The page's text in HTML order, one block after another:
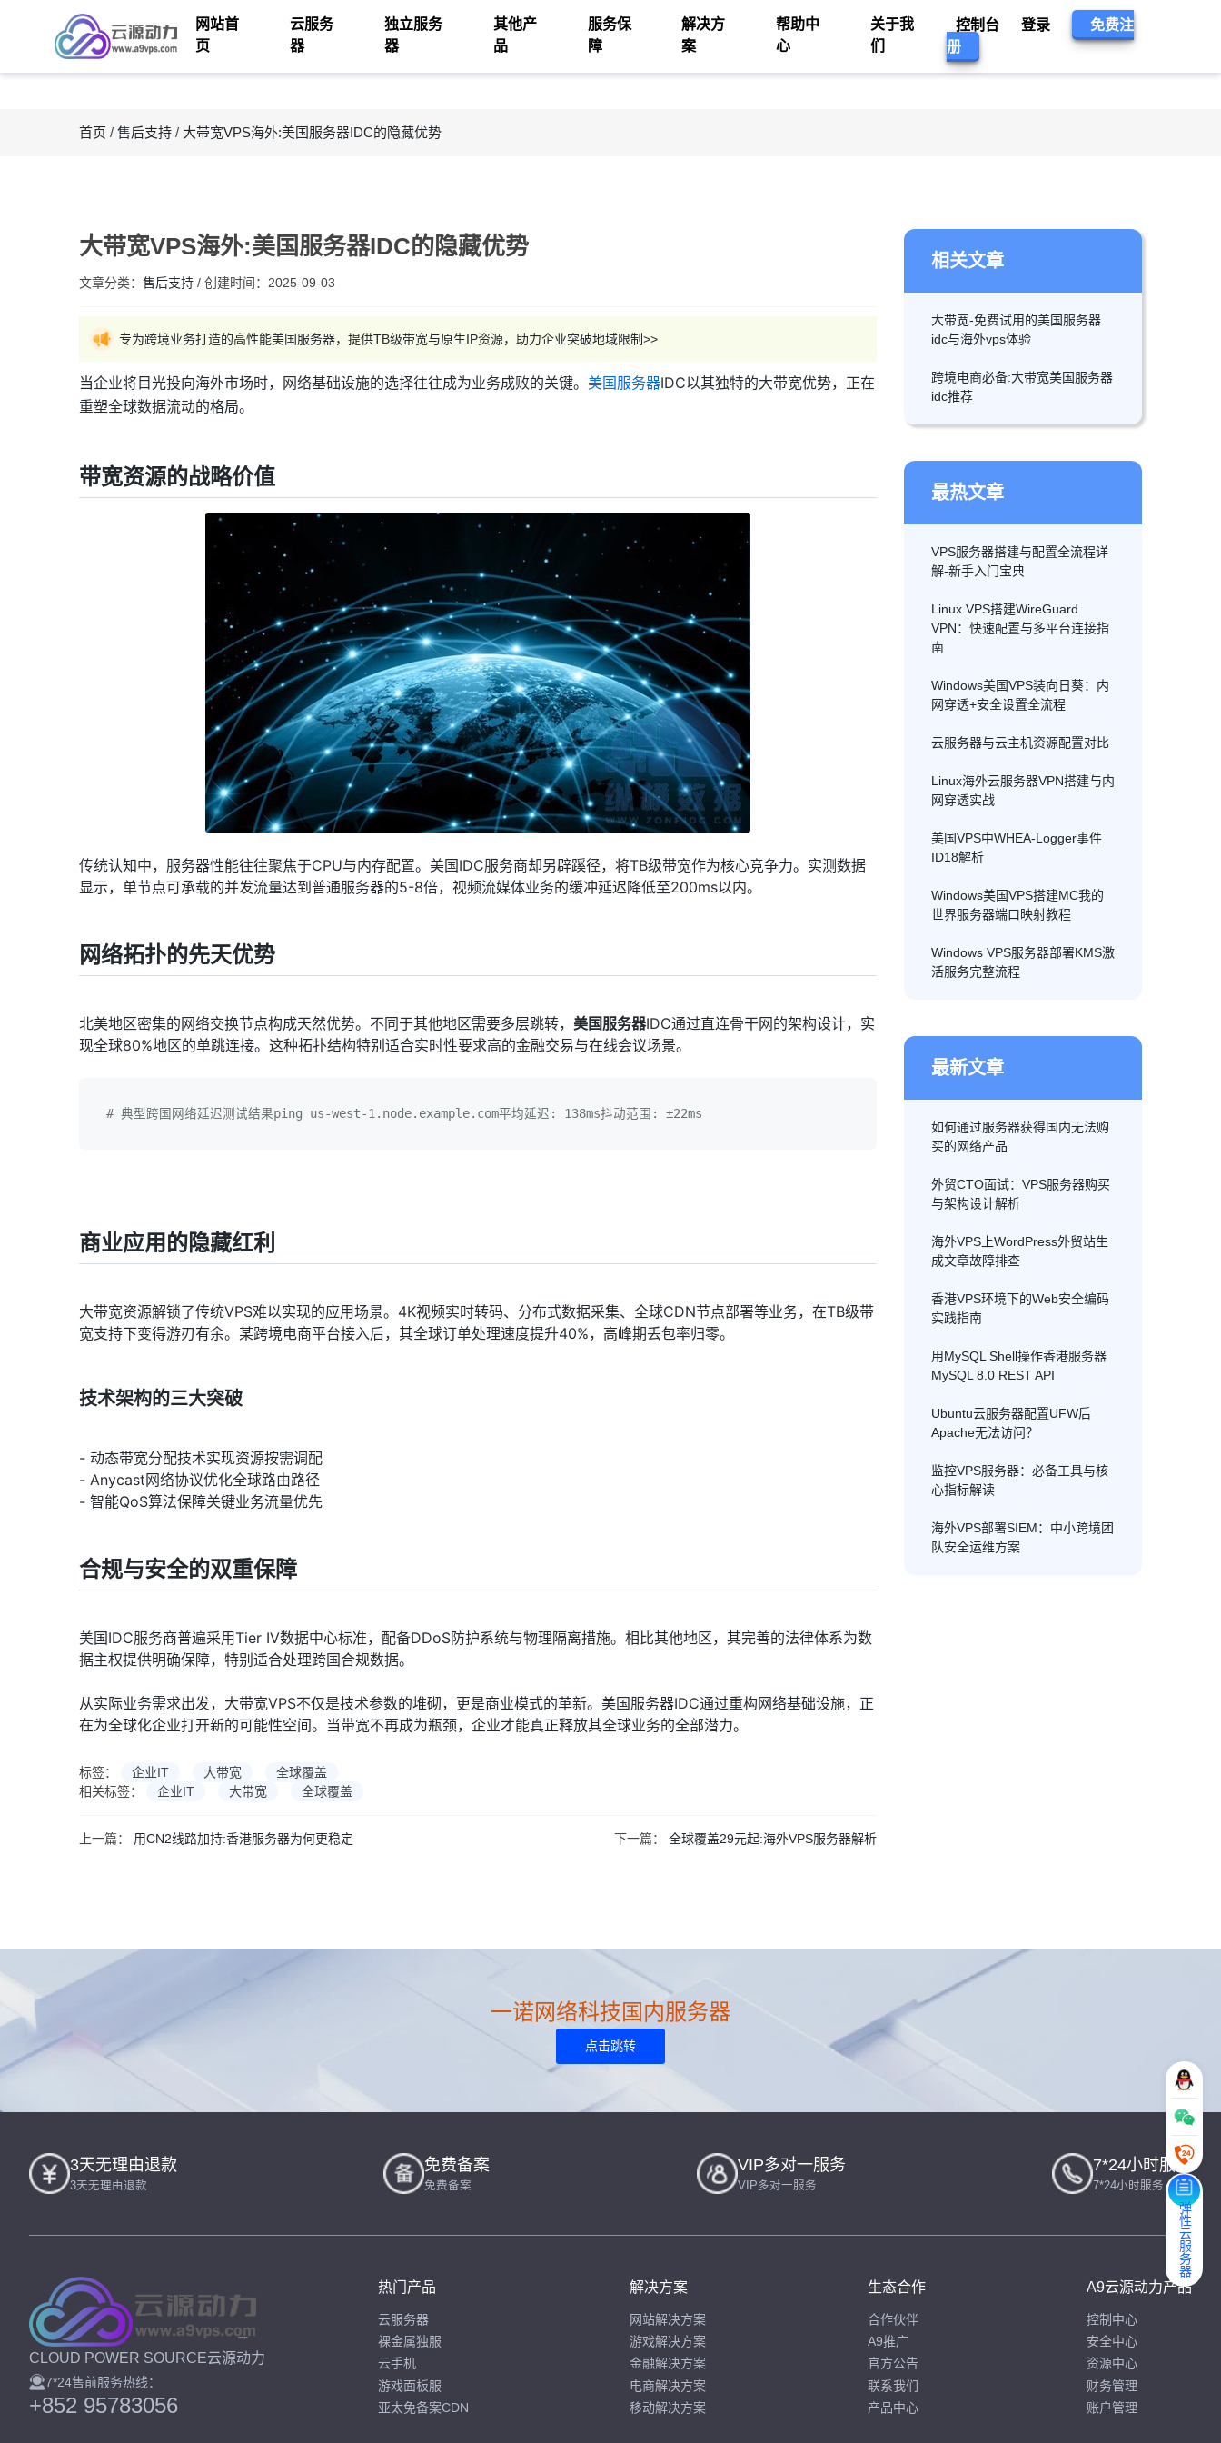
网站首
页
云服务
器
独立服务
器
其他产
品
服务保
障
解决方
案
帮助中
心
关于我
们
控制台 登录
免费注
册
首页 / 售后支持 / 大带宽VPS海外:美国服务器IDC的隐藏优势
大带宽VPS海外:美国服务器IDC的隐藏优势
文章分类： 售后支持 / 创建时间： 2025-09-03
专为跨境业务打造的高性能美国服务器，提供TB级带宽与原生IP资源，助力企业突破地域限制>>
当企业将目光投向海外市场时，网络基础设施的选择往往成为业务成败的关键。 美国服务器IDC以其独特的大带宽优势，正在
重塑全球数据流动的格局。
带宽资源的战略价值
传统认知中，服务器性能往往聚焦于CPU与内存配置。美国IDC服务商却另辟蹊径，将TB级带宽作为核心竞争力。实测数据
显示，单节点可承载的并发流量达到普通服务器的5-8倍，视频流媒体业务的缓冲延迟降低至200ms以内。
网络拓扑的先天优势
北美地区密集的网络交换节点构成天然优势。不同于其他地区需要多层跳转， 美国服务器IDC通过直连骨干网的架构设计，实
现全球80%地区的单跳连接。这种拓扑结构特别适合实时性要求高的金融交易与在线会议场景。
# 典型跨国网络延迟测试结果ping us-west-1.node.example.com平均延迟: 138ms抖动范围: ±22ms
商业应用的隐藏红利
大带宽资源解锁了传统VPS难以实现的应用场景。4K视频实时转码、分布式数据采集、全球CDN节点部署等业务，在TB级带
宽支持下变得游刃有余。某跨境电商平台接入后，其全球订单处理速度提升40%，高峰期丢包率归零。
技术架构的三大突破
- 动态带宽分配技术实现资源按需调配
- Anycast网络协议优化全球路由路径
- 智能QoS算法保障关键业务流量优先
合规与安全的双重保障
美国IDC服务商普遍采用Tier IV数据中心标准，配备DDoS防护系统与物理隔离措施。相比其他地区，其完善的法律体系为数
据主权提供明确保障，特别适合处理跨国合规数据。
从实际业务需求出发，大带宽VPS不仅是技术参数的堆砌，更是商业模式的革新。美国服务器IDC通过重构网络基础设施，正
在为全球化企业打开新的可能性空间。当带宽不再成为瓶颈，企业才能真正释放其全球业务的全部潜力。
标签： 企业IT 大带宽
全球覆盖
相关标签：
企业IT 大带宽 全球覆盖
上一篇： 用CN2线路加持:香港服务器为何更稳定 下一篇： 全球覆盖29元起:海外VPS服务器解析
相关文章
大带宽-免费试用的美国服务器
idc与海外vps体验
跨境电商必备:大带宽美国服务器
idc推荐
最热文章
VPS服务器搭建与配置全流程详
解-新手入门宝典
Linux VPS搭建WireGuard
VPN：快速配置与多平台连接指
南
Windows美国VPS装向日葵：内
网穿透+安全设置全流程
云服务器与云主机资源配置对比
Linux海外云服务器VPN搭建与内
网穿透实战
美国VPS中WHEA-Logger事件
ID18解析
Windows美国VPS搭建MC我的
世界服务器端口映射教程
Windows VPS服务器部署KMS激
活服务完整流程
最新文章
如何通过服务器获得国内无法购
买的网络产品
外贸CTO面试：VPS服务器购买
与架构设计解析
海外VPS上WordPress外贸站生
成文章故障排查
香港VPS环境下的Web安全编码
实践指南
用MySQL Shell操作香港服务器
MySQL 8.0 REST API
Ubuntu云服务器配置UFW后
Apache无法访问？
监控VPS服务器：必备工具与核
心指标解读
海外VPS部署SIEM：中小跨境团
队安全运维方案
弹性云服务器
一诺网络科技国内服务器
点击跳转
3天无理由退款
3天无理由退款
免费备案
免费备案
VIP多对一服务
VIP多对一服务
7*24小时服务
7*24小时服务
CLOUD POWER SOURCE云源动力
7*24售前服务热线：
+852 95783056
热门产品
云服务器
裸金属独服
云手机
游戏面板服
亚太免备案CDN
解决方案
网站解决方案
游戏解决方案
金融解决方案
电商解决方案
移动解决方案
生态合作
合作伙伴
A9推广
官方公告
联系我们
产品中心
A9云源动力产品
控制中心
安全中心
资源中心
财务管理
账户管理